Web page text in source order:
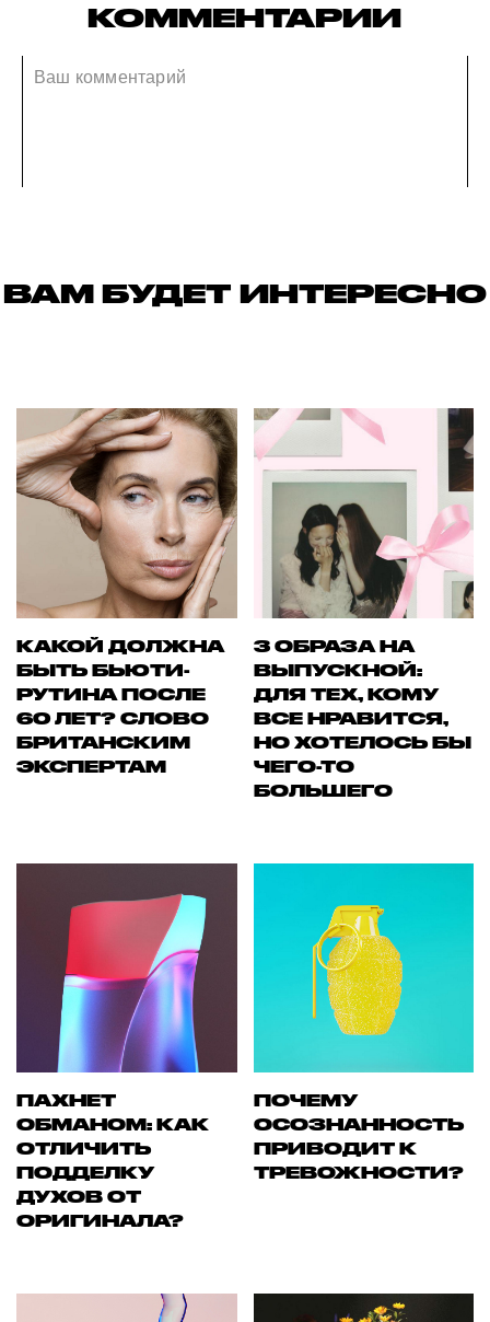
КОММЕНТАРИИ
ВАМ БУДЕТ ИНТЕРЕСНО
КАКОЙ ДОЛЖНА
БЫТЬ БЬЮТИ-
РУТИНА ПОСЛЕ
60 ЛЕТ? СЛОВО
БРИТАНСКИМ
ЭКСПЕРТАМ
3 ОБРАЗА НА
ВЫПУСКНОЙ:
ДЛЯ ТЕХ, КОМУ
ВСЕ НРАВИТСЯ,
НО ХОТЕЛОСЬ БЫ
ЧЕГО-ТО
БОЛЬШЕГО
ПАХНЕТ
ОБМАНОМ: КАК
ОТЛИЧИТЬ
ПОДДЕЛКУ
ДУХОВ ОТ
ОРИГИНАЛА?
ПОЧЕМУ
ОСОЗНАННОСТЬ
ПРИВОДИТ К
ТРЕВОЖНОСТИ?